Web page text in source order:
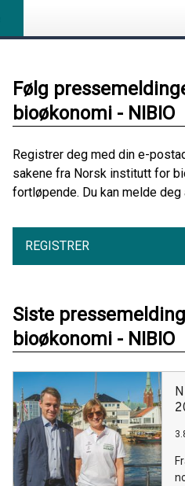
Følg
bioøkonomi - NIBIO
Registrer deg med din e-
sakene fra Norsk institutt for
fortløpende. Du kan melde deg
REGISTRER
Siste
bioøkonomi - NIBIO